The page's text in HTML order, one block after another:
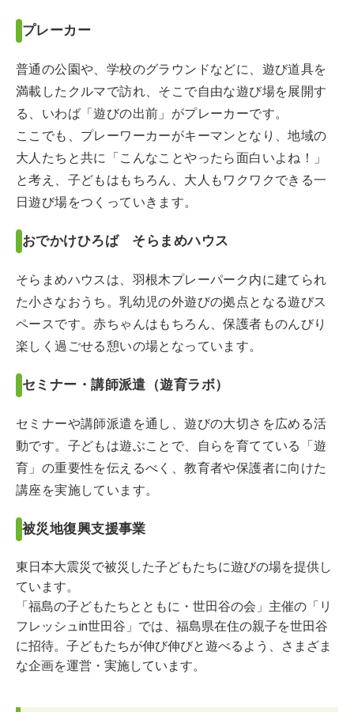
プレーカー
普通の公園や、学校のグラウンドなどに、遊び道具を
満載したクルマで訪れ、そこで自由な遊び場を展開す
る、いわば「遊びの出前」がプレーカーです。
ここでも、プレーワーカーがキーマンとなり、地域の
大人たちと共に「こんなことやったら面白いよね！」
と考え、子どもはもちろん、大人もワクワクできる一
日遊び場をつくっていきます。
おでかけひろば そらまめハウス
そらまめハウスは、羽根木プレーパーク内に建てられ
た小さなおうち。乳幼児の外遊びの拠点となる遊びス
ペースです。赤ちゃんはもちろん、保護者ものんびり
楽しく過ごせる憩いの場となっています。
セミナー・講師派遣（遊育ラボ）
セミナーや講師派遣を通し、遊びの大切さを広める活
動です。子どもは遊ぶことで、自らを育てている「遊
育」の重要性を伝えるべく、教育者や保護者に向けた
講座を実施しています。
被災地復興支援事業
東日本大震災で被災した子どもたちに遊びの場を提供し
ています。
「福島の子どもたちとともに・世田谷の会」主催の「リ
フレッシュin世田谷」では、福島県在住の親子を世田谷
に招待。子どもたちが伸び伸びと遊べるよう、さまざま
な企画を運営・実施しています。